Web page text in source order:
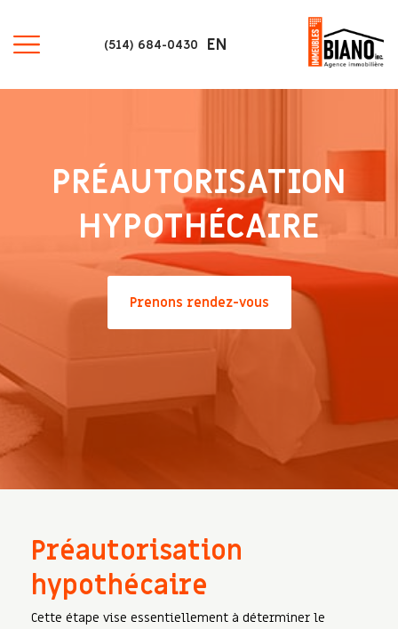
(514) 684-0430 EN
PRÉAUTORISATION
HYPOTHÉCAIRE
Prenons rendez-vous
Préautorisation
hypothécaire
Cette étape vise essentiellement à déterminer le